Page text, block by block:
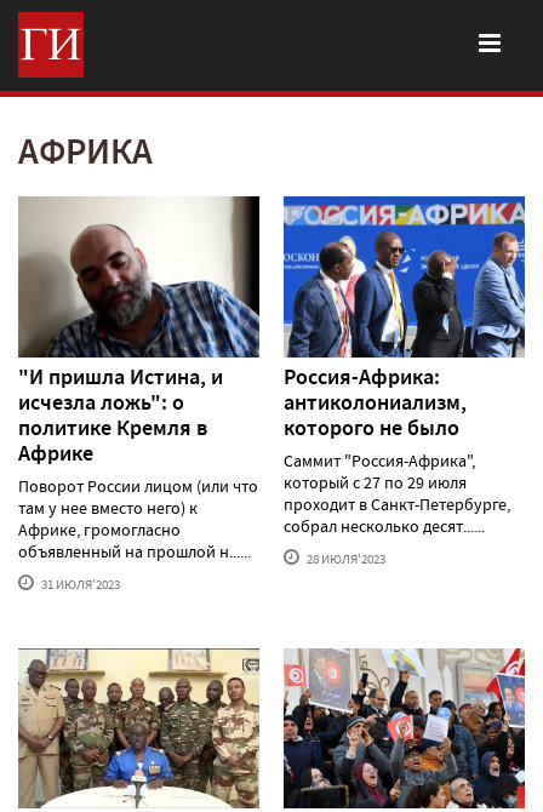
АФРИКА
"И пришла Истина, и
исчезла ложь": о
политике Кремля в
Африке
Поворот России лицом (или что
там у нее вместо него) к
Африке, громогласно
объявленный на прошлой н......
31 ИЮЛЯ'2023
Россия-Африка:
антиколониализм,
которого не было
Саммит "Россия-Африка",
который с 27 по 29 июля
проходит в Санкт-Петербурге,
собрал несколько десят......
28 ИЮЛЯ'2023